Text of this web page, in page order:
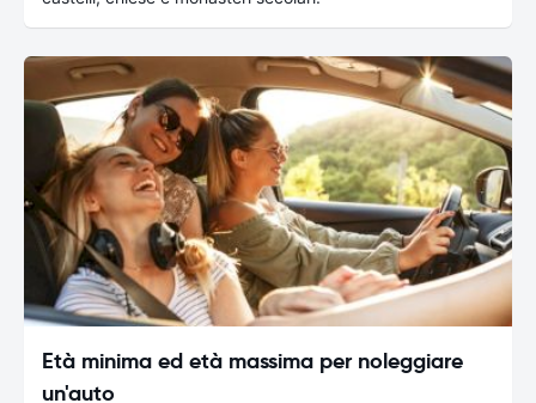
Età minima ed età massima per noleggiare
un'auto